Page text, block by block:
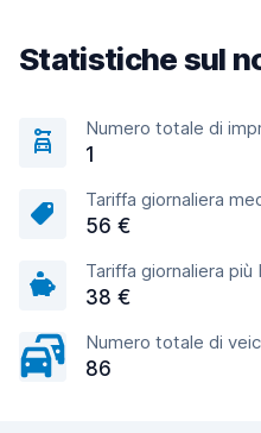
Statistiche sul
Numero totale di
1
Tariffa giornaliera
56 €
Tariffa giornaliera più
38 €
Numero totale di
86